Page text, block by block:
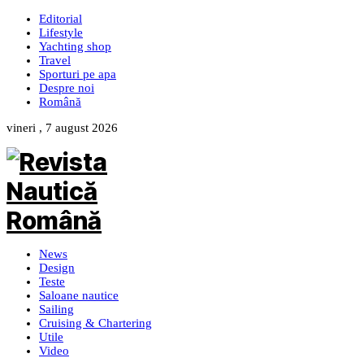
Editorial
Lifestyle
Yachting shop
Travel
Sporturi pe apa
Despre noi
Română
vineri , 7 august 2026
News
Design
Teste
Saloane nautice
Sailing
Cruising & Chartering
Utile
Video